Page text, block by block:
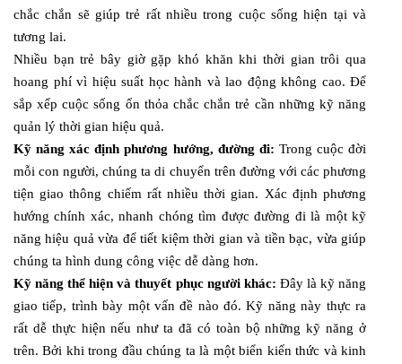
chắc chắn sẽ giúp trẻ rất nhiều trong cuộc sống hiện tại và
tương lai.
Nhiều bạn trẻ bây giờ gặp khó khăn khi thời gian trôi qua
hoang phí vì hiệu suất học hành và lao động không cao. Để
sắp xếp cuộc sống ổn thỏa chắc chắn trẻ cần những kỹ năng
quản lý thời gian hiệu quả.
Kỹ năng xác định phương hướng, đường đi: Trong cuộc đời
mỗi con người, chúng ta di chuyển trên đường với các phương
tiện giao thông chiếm rất nhiều thời gian. Xác định phương
hướng chính xác, nhanh chóng tìm được đường đi là một kỹ
năng hiệu quả vừa để tiết kiệm thời gian và tiền bạc, vừa giúp
chúng ta hình dung công việc dễ dàng hơn.
Kỹ năng thể hiện và thuyết phục người khác: Đây là kỹ năng
giao tiếp, trình bày một vấn đề nào đó. Kỹ năng này thực ra
rất dễ thực hiện nếu như ta đã có toàn bộ những kỹ năng ở
trên. Bởi khi trong đầu chúng ta là một biển kiến thức và kinh